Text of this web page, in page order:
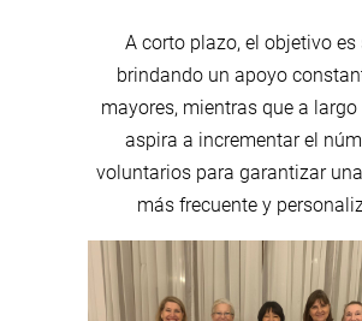
A corto plazo, el objetivo es
brindando un apoyo
mayores, mientras que a largo
aspira a incrementar el
voluntarios para garantizar
más frecuente y